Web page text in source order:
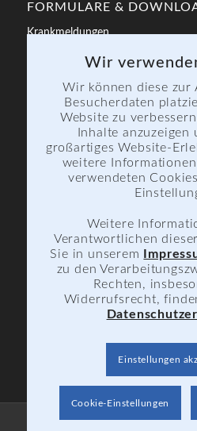
FORMULARE &
Krankmeldungen
Informationsmaterial
FÖRDERVEREIN
Aktuelle Projekte
Wir
Wir können diese zur
Besucherdaten
Website zu
Inhalte anzuzeigen
großartiges Website-
weitere
verwendeten
Weitere
Verantwortlichen
Sie in unserem
zu den
Rechten,
Widerrufsrecht,
Einstellungen
Cookie-Einstellungen